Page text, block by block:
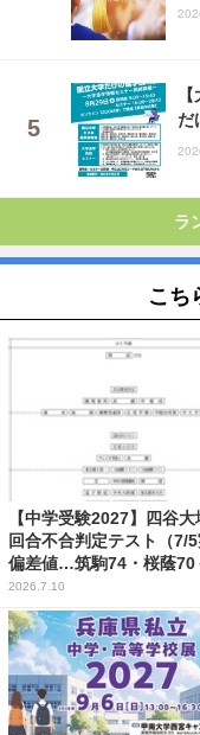
だ
ラ
こち
【中学受験2027】四谷
回合不合判定テスト（7/5
偏差値…筑駒74・桜蔭70
2026.7.10